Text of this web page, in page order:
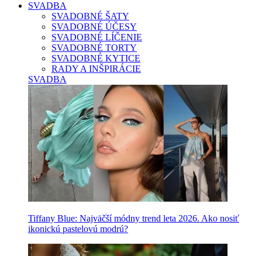
SVADBA
SVADOBNÉ ŠATY
SVADOBNÉ ÚČESY
SVADOBNÉ LÍČENIE
SVADOBNÉ TORTY
SVADOBNÉ KYTICE
RADY A INŠPIRÁCIE
SVADBA
Tiffany Blue: Najväčší módny trend leta 2026. Ako nosiť
ikonickú pastelovú modrú?